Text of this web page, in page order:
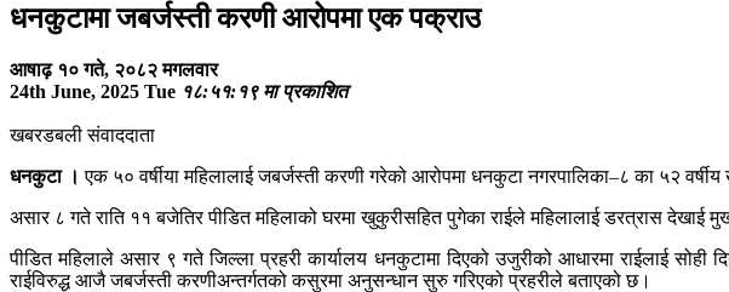
धनकुटामा जबर्जस्ती करणी आरोपमा एक पक्राउ
आषाढ़ १० गते, २०८२ मगलवार
24th June, 2025 Tue १८:५१:१९ मा प्रकाशित
खबरडबली संवाददाता
धनकुटा ।एक ५० वर्षीया महिलालाई जबर्जस्ती करणी गरेको आरोपमा धनकुटा नगरपालिका–८ का ५२
असार ८ गते राति ११ बजेतिर पीडित महिलाको घरमा खुकुरीसहित पुगेका राईले महिलालाई डरत्रास
पीडित महिलाले असार ९ गते जिल्ला प्रहरी कार्यालय धनकुटामा दिएको उजुरीको आधारमा राईलाई
राईविरुद्ध आजै जबर्जस्ती करणीअन्तर्गतको कसुरमा अनुसन्धान सुरु गरिएको प्रहरीले बताएको छ।